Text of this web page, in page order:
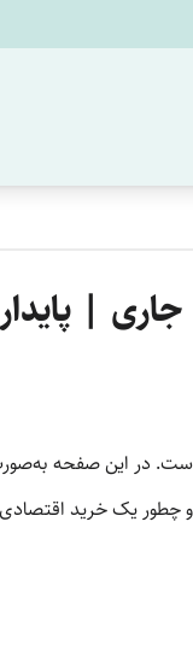
|
در این صفحه
و چطور یک خرید